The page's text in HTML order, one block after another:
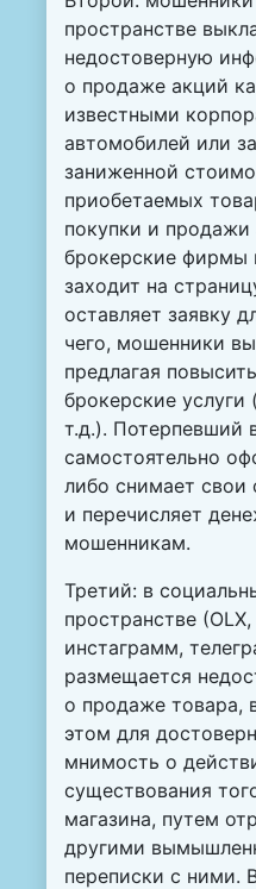
пространстве
недостоверную
о продаже акций
известными
автомобилей или
заниженной
приобетаемых
покупки и продажи
брокерские фирмы
заходит на
оставляет заявку
чего, мошенники
предлагая
брокерские
т.д.). Потерпевший
самостоятельно
либо снимает свои
и перечисляет
мошенникам.
Третий: в
пространстве
инстаграмм,
размещается
о продаже товара,
этом для
мнимость о
существования
магазина, путем
другими
переписки с ними.